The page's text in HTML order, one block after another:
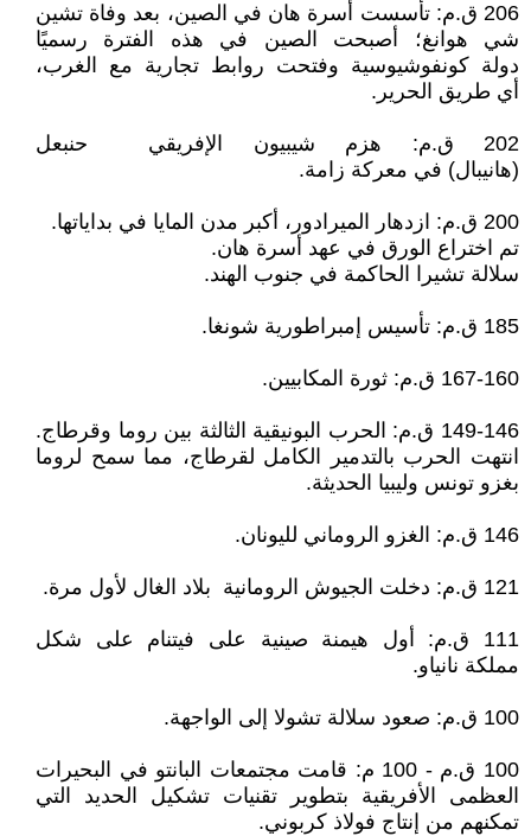
206 ق.م: تأسست أسرة هان في الصين، بعد وفاة تشين
شي هوانغ؛ أصبحت الصين في هذه الفترة رسميًا
دولة كونفوشيوسية وفتحت روابط تجارية مع الغرب،
أي طريق الحرير.
202 ق.م: هزم شيبيون الإفريقي حنبعل
(هانيبال) في معركة زامة.
200 ق.م: ازدهار الميرادور، أكبر مدن المايا في بداياتها.
تم اختراع الورق في عهد أسرة هان.
سلالة تشيرا الحاكمة في جنوب الهند.
185 ق.م: تأسيس إمبراطورية شونغا.
167-160 ق.م: ثورة المكابيين.
149-146 ق.م: الحرب البونيقية الثالثة بين روما وقرطاج.
انتهت الحرب بالتدمير الكامل لقرطاج، مما سمح لروما
بغزو تونس وليبيا الحديثة.
146 ق.م: الغزو الروماني لليونان.
121 ق.م: دخلت الجيوش الرومانية بلاد الغال لأول مرة.
111 ق.م: أول هيمنة صينية على فيتنام على شكل
مملكة نانياو.
100 ق.م: صعود سلالة تشولا إلى الواجهة.
100 ق.م - 100 م: قامت مجتمعات البانتو في البحيرات
العظمى الأفريقية بتطوير تقنيات تشكيل الحديد التي
تمكنهم من إنتاج فولاذ كربوني.